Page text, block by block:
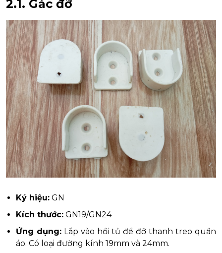
2.1. Gác đỡ
Ký hiệu: GN
Kích thước: GN19/GN24
Ứng dụng: Lắp vào hồi tủ để đỡ thanh treo quần
áo. Có loại đường kính 19mm và 24mm.